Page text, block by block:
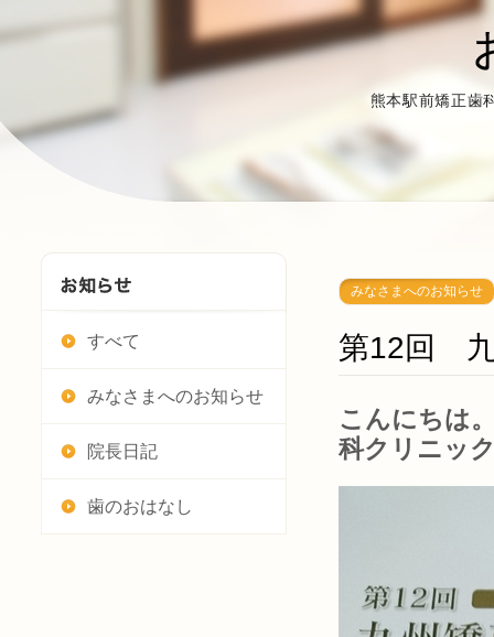
熊本駅前矯正歯
すべて
みなさまへのお知らせ
院長日記
歯のおはなし
みなさまへのお知らせ
第12回 九
こんにちは
科クリニッ